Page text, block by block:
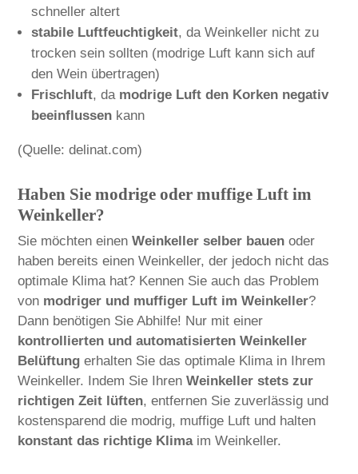
schneller altert
stabile Luftfeuchtigkeit, da Weinkeller nicht zu
trocken sein sollten (modrige Luft kann sich auf
den Wein übertragen)
Frischluft, da modrige Luft den Korken negativ
beeinflussen kann
(Quelle: delinat.com)
Haben Sie modrige oder muffige Luft im
Weinkeller?
Sie möchten einenWeinkeller selber bauen oder
haben bereits einen Weinkeller, der jedoch nicht das
optimale Klima hat? Kennen Sie auch das Problem
von modriger und muffiger Luft im Weinkeller?
Dann benötigen Sie Abhilfe! Nur mit einer
kontrollierten und automatisierten Weinkeller
Belüftung erhalten Sie das optimale Klima in Ihrem
Weinkeller. Indem Sie IhrenWeinkeller stets zur
richtigen Zeit lüften, entfernen Sie zuverlässig und
kostensparend die modrig, muffige Luft und halten
konstant das richtige Klimaim Weinkeller.